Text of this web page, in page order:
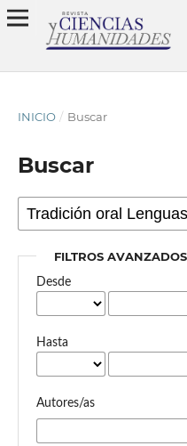
INICIO / Buscar
Buscar
FILTROS AVANZADOS
Desde
Hasta
Autores/as